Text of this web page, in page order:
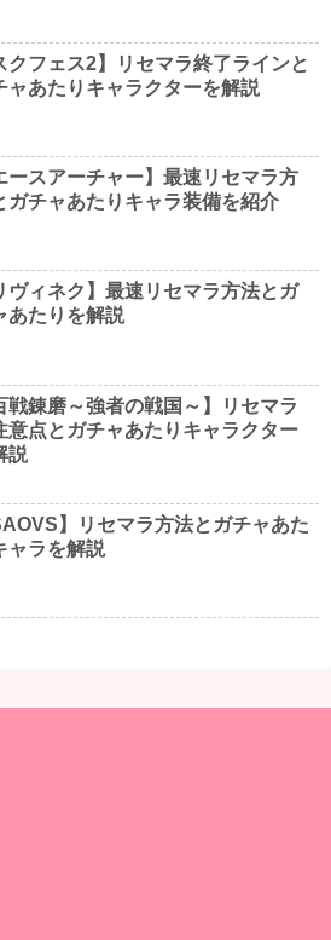
クフェス2】リセマラ終了ラインと
ャあたりキャラクターを解説
ースアーチャー】最速リセマラ方
ガチャあたりキャラ装備を紹介
ヴィネク】最速リセマラ方法とガ
あたりを解説
戦錬磨～強者の戦国～】リセマラ
意点とガチャあたりキャラクター
説
】リセマラ方法とガチャあた
ャラを解説